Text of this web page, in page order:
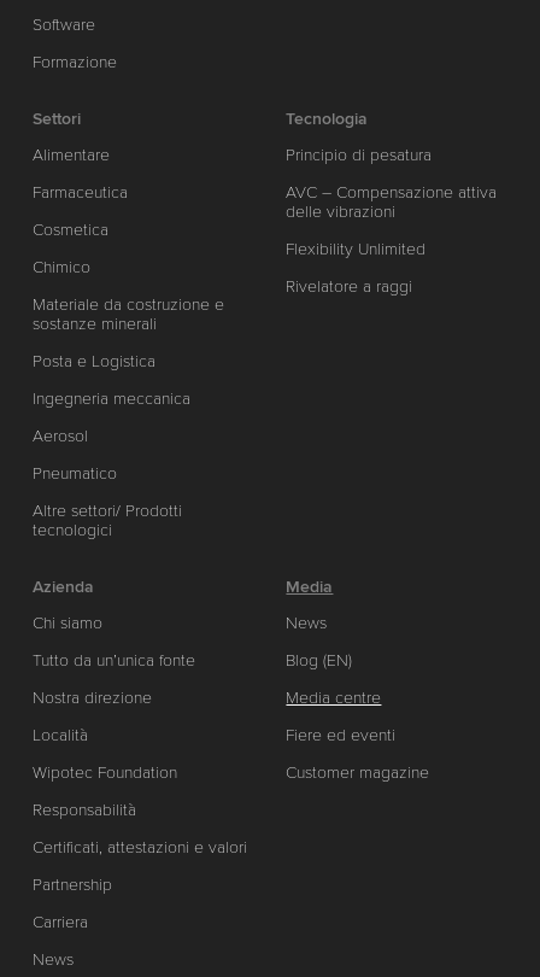
Software
Formazione
Settori
Alimentare
Farmaceutica
Cosmetica
Chimico
Materiale da costruzione e
sostanze minerali
Posta e Logistica
Ingegneria meccanica
Aerosol
Pneumatico
Altre settori/ Prodotti
tecnologici
Tecnologia
Principio di pesatura
AVC – Compensazione attiva
delle vibrazioni
Flexibility Unlimited
Rivelatore a raggi
Azienda
Chi siamo
Tutto da un’unica fonte
Nostra direzione
Località
Wipotec Foundation
Responsabilità
Certificati, attestazioni e valori
Partnership
Carriera
News
Media
News
Blog (EN)
Media centre
Fiere ed eventi
Customer magazine